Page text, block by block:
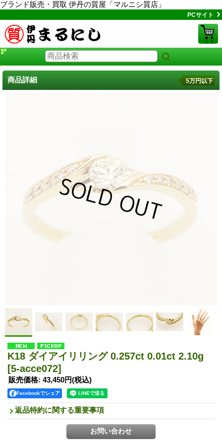
ブランド販売・買取 伊丹の質屋「マルニシ質店」
PCサイト
商品詳細 5万円以下
K18 ダイアイリリング 0.257ct 0.01ct 2.10g
[5-acce072]
販売価格: 43,450円(税込)
Facebookでシェア
返品特約に関する重要事項